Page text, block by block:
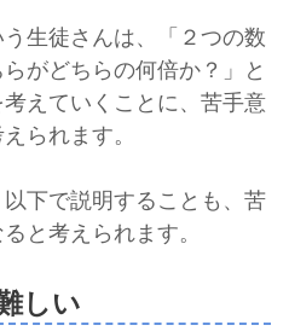
生徒さんは、「２つの数
がどちらの何倍か？」と
えていくことに、苦手意
られます。
下で説明することも、苦
と考えられます。
しい